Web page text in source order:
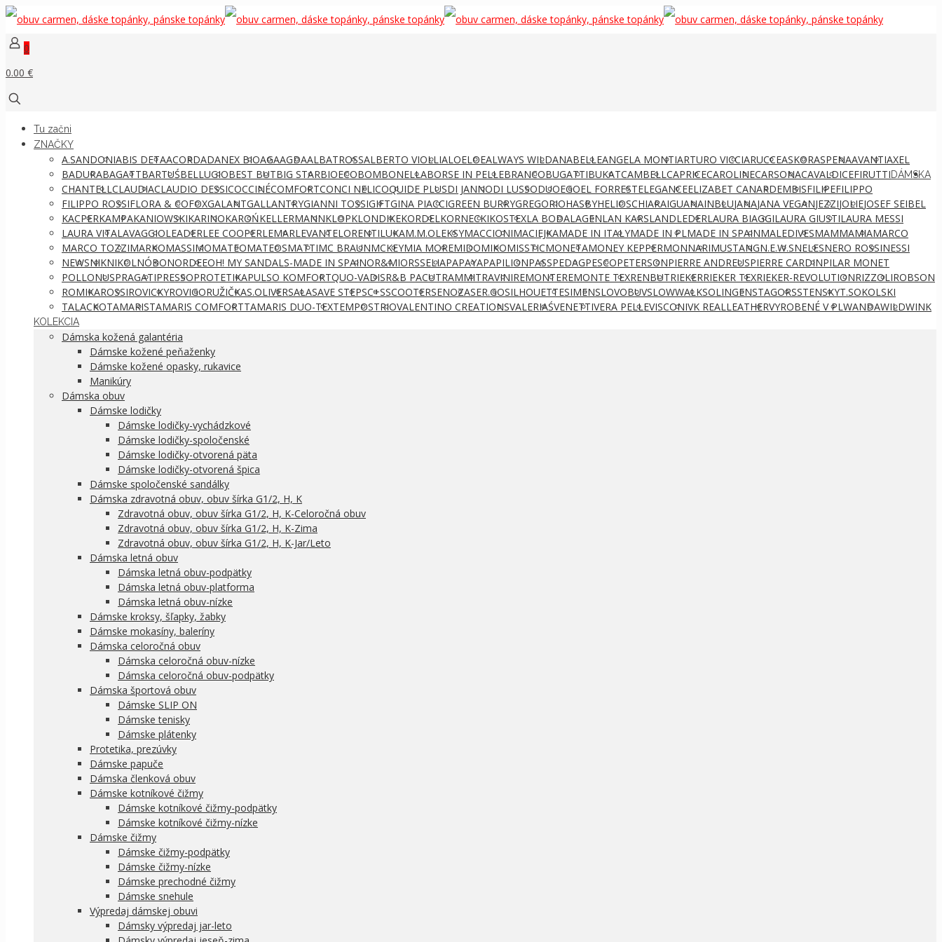
0
0.00 €
Tu začni
ZNAČKY
A.SANDONIABIS DETAACORDADANEX BIOAGAAGDAALBATROSSALBERTO VIOLLIALOELOEALWAYS WILDANABELLEANGELA MONTIARTURO VICCIARUCCEASKORASPENAAVANTIAXEL
BADURABAGATTBARTUŚBELLUGIOBEST BUTBIG STARBIOECOBOMBONELLABORSE IN PELLEBRANCOBUGATTIBUKATCAMBELLCAPRICECAROLINECARSONACAVALDICEFIRUTTI
CHANTELLCLAUDIACLAUDIO DESSICOCCINÉCOMFORTCONCI NELICOQUIDE PLUSDI JANNODI LUSSODUOEGOEL FORRESTELEGANCEELIZABET CANARDEMBISFILIPEFILIPPO
FILIPPO ROSSIFLORA & COFOXGALANTGALLANTRYGIANNI TOSSIGIFTGINA PIACCIGREEN BURRYGREGORIOHASBYHELIOSCHIARAIGUANAINBLUJANAJANA VEGANJEZZIJOLIEJOSEF SEIBEL
KACPERKAMPAKANIOWSKIKARINOKAROŃKELLERMANNKLOPKLONDIKEKORDELKORNECKIKOSTEXLA BODALAGENLAN KARSLANDLEDERLAURA BIAGGILAURA GIUSTILAURA MESSI
LAURA VITALAVAGGIOLEADERLEE COOPERLEMARLEVANTELORENTILUKAM.M.OLEKSYMACCIONIMACIEJKAMADE IN ITALYMADE IN PLMADE IN SPAINMALEDIVESMAMMAMIAMARCO
MARCO TOZZIMARKOMASSIMOMATEOMATEOSMATTIMC BRAUNMCKEYMIA MOREMIDOMIKOMISSTICMONETAMONEY KEPPERMONNARIMUSTANGN.E.W.SNELESNERO ROSSINESSI
NEWSNIKNIKOLNÓBONORDEEOH! MY SANDALS-MADE IN SPAINOR&MIORSSELIAPAPAYAPAPILIONPASSPEDAGPESCOPETERSONPIERRE ANDREUSPIERRE CARDINPILAR MONET
POLLONUSPRAGATIPRESSOPROTETIKAPULSO KOMFORTQUO-VADISR&B PACUTRAMMITRAVINIREMONTEREMONTE TEXRENBUTRIEKERRIEKER TEXRIEKER-REVOLUTIONRIZZOLIROBSON
ROMIKAROSSIROVICKYROVIGORUŽIČKAS.OLIVERSALASAVE STEPSC+SSCOOTERSENOZASER.GOSILHOUETTESIMENSLOVOBUVSLOWWALKSOLINGENSTAGORSSTENSKYT.SOKOLSKI
TALACKOTAMARISTAMARIS COMFORTTAMARIS DUO-TEXTEMPOSTRIOVALENTINO CREATIONSVALERIAŚVENETTIVERA PELLEVISCONIVK REALLEATHERVYROBENÉ V PLWANDAWILDWINK
DÁMSKA
KOLEKCIA
Dámska kožená galantéria
Dámske kožené peňaženky
Dámske kožené opasky, rukavice
Manikúry
Dámska obuv
Dámske lodičky
Dámske lodičky-vychádzkové
Dámske lodičky-spoločenské
Dámske lodičky-otvorená päta
Dámske lodičky-otvorená špica
Dámske spoločenské sandálky
Dámska zdravotná obuv, obuv šírka G1/2, H, K
Zdravotná obuv, obuv šírka G1/2, H, K-Celoročná obuv
Zdravotná obuv, obuv šírka G1/2, H, K-Zima
Zdravotná obuv, obuv šírka G1/2, H, K-Jar/Leto
Dámska letná obuv
Dámska letná obuv-podpätky
Dámska letná obuv-platforma
Dámska letná obuv-nízke
Dámske kroksy, šľapky, žabky
Dámske mokasíny, baleríny
Dámska celoročná obuv
Dámska celoročná obuv-nízke
Dámska celoročná obuv-podpätky
Dámska športová obuv
Dámske SLIP ON
Dámske tenisky
Dámske plátenky
Protetika, prezúvky
Dámske papuče
Dámska členková obuv
Dámske kotníkové čižmy
Dámske kotníkové čižmy-podpätky
Dámske kotníkové čižmy-nízke
Dámske čižmy
Dámske čižmy-podpätky
Dámske čižmy-nízke
Dámske prechodné čižmy
Dámske snehule
Výpredaj dámskej obuvi
Dámsky výpredaj jar-leto